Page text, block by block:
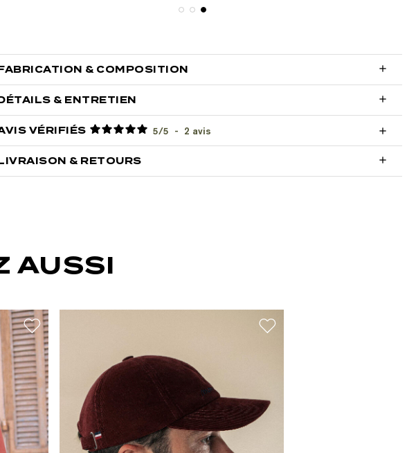
FABRICATION & COMPOSITION 
DÉTAILS & ENTRETIEN 
VÉRIFIÉS 5/5 - 2 avis 
LIVRAISON & RETOURS 
AUSSI